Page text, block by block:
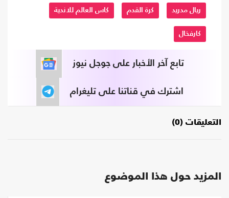
ريال مدريد كرة القدم كاس العالم للاندية
كارفخال
تابع آخر الأخبار على جوجل نيوز
اشترك في قناتنا على تليغرام
التعليقات (0)
المزيد حول هذا الموضوع